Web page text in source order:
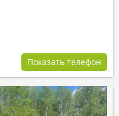
Показать телефон